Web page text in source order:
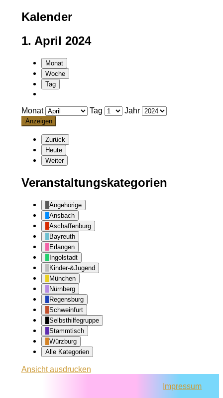
Kalender
1. April 2024
Monat
Woche
Tag
Monat Tag Jahr
Zurück
Heute
Weiter
Veranstaltungskategorien
Angehörige
Ansbach
Aschaffenburg
Bayreuth
Erlangen
Ingolstadt
Kinder-&Jugend
München
Nürnberg
Regensburg
Schweinfurt
Selbsthilfegruppe
Stammtisch
Würzburg
Alle Kategorien
Ansichtausdrucken
Impressum